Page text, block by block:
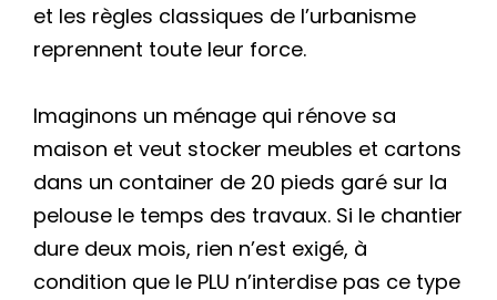
et les règles classiques de l’urbanisme
reprennent toute leur force.
Imaginons un ménage qui rénove sa
maison et veut stocker meubles et cartons
dans un container de 20 pieds garé sur la
pelouse le temps des travaux. Si le chantier
dure deux mois, rien n’est exigé, à
condition que le PLU n’interdise pas ce type